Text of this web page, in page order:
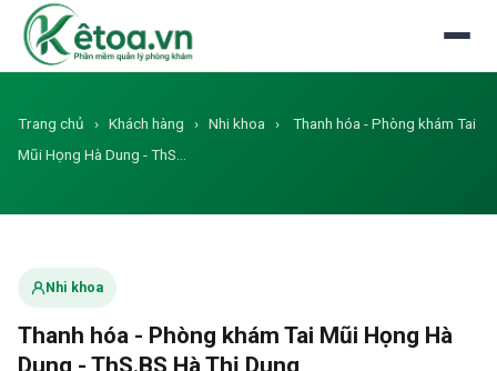
Trang chủ › Khách hàng › Nhi khoa ›
Thanh hóa - Phòng khám Tai
Mũi Họng Hà Dung - ThS…
Nhi khoa
Thanh hóa - Phòng khám Tai Mũi Họng Hà
Dung - ThS.BS Hà Thị Dung